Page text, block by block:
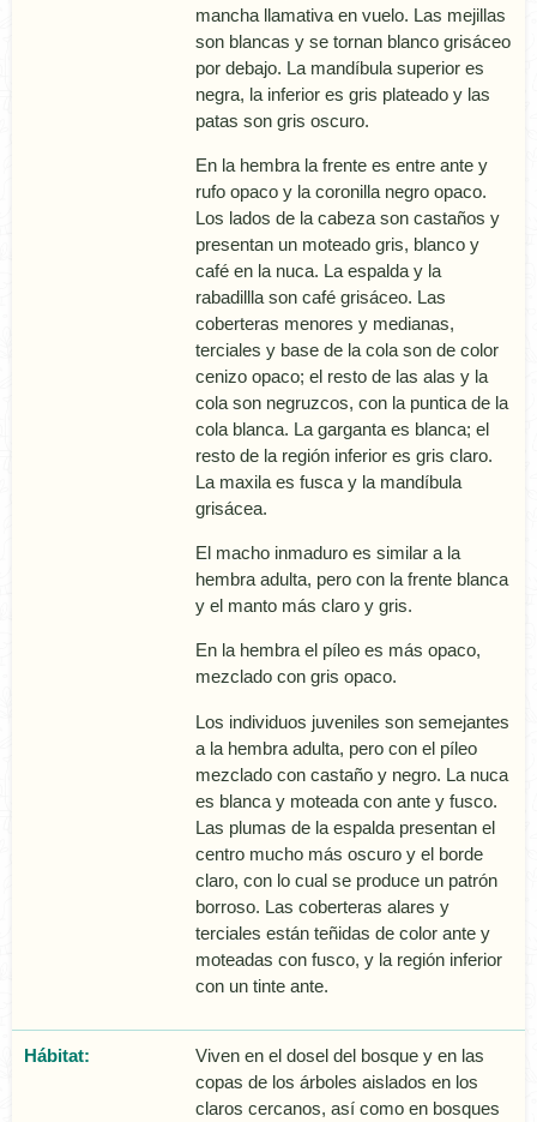
mancha llamativa en vuelo. Las mejillas
son blancas y se tornan blanco grisáceo
por debajo. La mandí­bula superior es
negra, la inferior es gris plateado y las
patas son gris oscuro.
En la hembra la frente es entre ante y
rufo opaco y la coronilla negro opaco.
Los lados de la cabeza son castaños y
presentan un moteado gris, blanco y
café en la nuca. La espalda y la
rabadillla son café grisáceo. Las
coberteras menores y medianas,
terciales y base de la cola son de color
cenizo opaco; el resto de las alas y la
cola son negruzcos, con la puntica de la
cola blanca. La garganta es blanca; el
resto de la región inferior es gris claro.
La maxila es fusca y la mandí­bula
grisácea.
El macho inmaduro es similar a la
hembra adulta, pero con la frente blanca
y el manto más claro y gris.
En la hembra el pí­leo es más opaco,
mezclado con gris opaco.
Los individuos juveniles son semejantes
a la hembra adulta, pero con el pí­leo
mezclado con castaño y negro. La nuca
es blanca y moteada con ante y fusco.
Las plumas de la espalda presentan el
centro mucho más oscuro y el borde
claro, con lo cual se produce un patrón
borroso. Las coberteras alares y
terciales están teñidas de color ante y
moteadas con fusco, y la región inferior
con un tinte ante.
Hábitat:
Viven en el dosel del bosque y en las
copas de los árboles aislados en los
claros cercanos, así­ como en bosques